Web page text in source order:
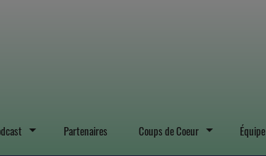
Partenaires Coups de Coeur Équipe